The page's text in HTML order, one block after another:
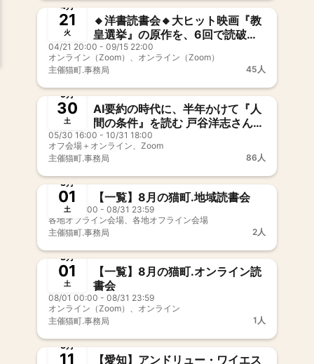
4月
21
火
🔸洋書読書会🔸大ヒット映画『教
皇選挙』の原作を、6回で読破す
る〜ナビゲーター：北村紗衣
04/21 20:00 - 09/15 22:00
オンライン（Zoom）、オンライン（Zoom）
主催猫町.事務局 45人
開催中
5月
30
土
AI要約の時代に、半年かけて『人
間の条件』を読む 戸谷洋志さんと
読むハンナ・アーレント全6回
05/30 16:00 - 10/31 18:00
オフ会場＋オンライン、Zoom
主催猫町.事務局 86人
開催中
8月
01
土
【一覧】8月の猫町.地域読書会
08/01 00:00 - 08/31 23:59
各地オフライン会場、各地オフライン会場
主催猫町.事務局 2人
開催中
8月
01
土
【一覧】8月の猫町.オンライン読
書会
08/01 00:00 - 08/31 23:59
オンライン（Zoom）、オンライン
主催猫町.事務局 1人
満席
8月
11
【愛知】アンドリュー・ワイエス